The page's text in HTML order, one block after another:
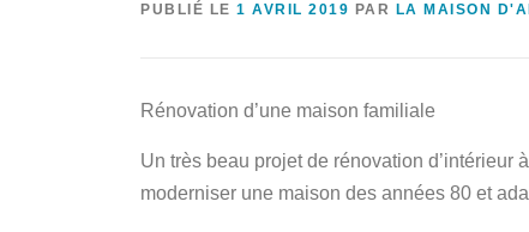
PUBLIÉ LE 1 AVRIL 2019 PAR LA MAISON
Rénovation d’une maison familiale
Un très beau projet de rénovation
moderniser une maison des années 80 et